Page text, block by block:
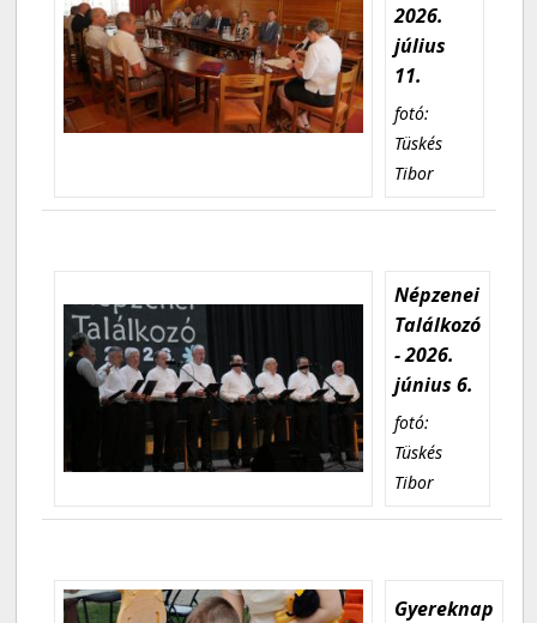
2026.
július
11.
fotó:
Tüskés
Tibor
Népzenei
Találkozó
- 2026.
június 6.
fotó:
Tüskés
Tibor
Gyereknap